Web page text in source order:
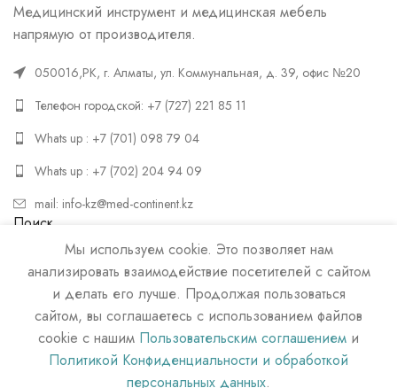
Медицинский инструмент и медицинская мебель
напрямую от производителя.
050016,РК, г. Алматы, ул. Коммунальная, д. 39, офис №20
Телефон городской: +7 (727) 221 85 11
Whats up : +7 (701) 098 79 04
Whats up : +7 (702) 204 94 09
mail: info-kz@med-continent.kz
Поиск
ПОИСК
Мы используем cookie. Это позволяет нам
анализировать взаимодействие посетителей с сайтом
и делать его лучше. Продолжая пользоваться
сайтом, вы соглашаетесь с использованием файлов
cookie с нашим Пользовательским соглашением и
Политикой Конфиденциальности и обработкой
персональных данных.